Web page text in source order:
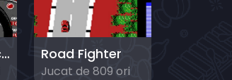
Grand Prix Circuit Road Fighter
Jucat de 809 ori